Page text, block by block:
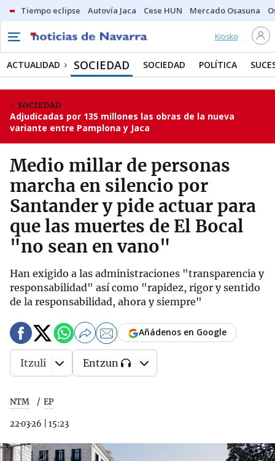
Tiempo eclipse Autovía Jaca Cese HUN Mercado Osasuna
Kiosko
ACTUALIDAD SOCIEDAD SOCIEDAD POLÍTICA
SOCIEDAD
Adjudicadas por 135 millones las obras de la nueva
variante entre Pamplona y Jaca
Medio millar de personas
marcha en silencio por
Santander y pide actuar para
que las muertes de El Bocal
"no sean en vano"
Han exigido a las administraciones "transparencia y
responsabilidad" así como "rapidez, rigor y sentido
de la responsabilidad, ahora y siempre"
NTM EP
22·03·26 15:23
Añádenos en Google
Itzuli Entzun